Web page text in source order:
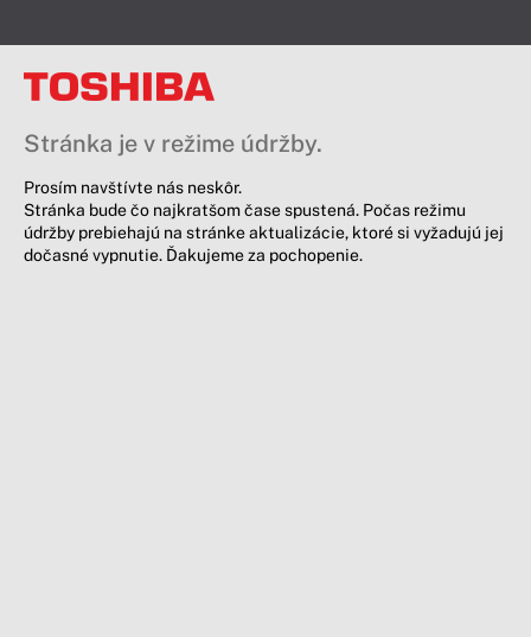
Stránka je v režime údržby.
Prosím navštívte nás neskôr.
Stránka bude čo najkratšom čase spustená. Počas režimu
údržby prebiehajú na stránke aktualizácie, ktoré si vyžadujú jej
dočasné vypnutie. Ďakujeme za pochopenie.